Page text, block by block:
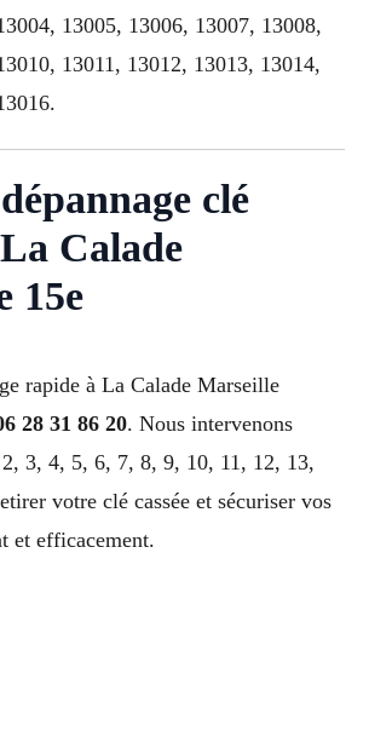
13005, 13006, 13007, 13008,
13011, 13012, 13013, 13014,
clé
La Calade
15e
rapide à La Calade Marseille
28 31 86 20. Nous intervenons
3, 4, 5, 6, 7, 8, 9, 10, 11, 12, 13,
votre clé cassée et sécuriser vos
et efficacement.